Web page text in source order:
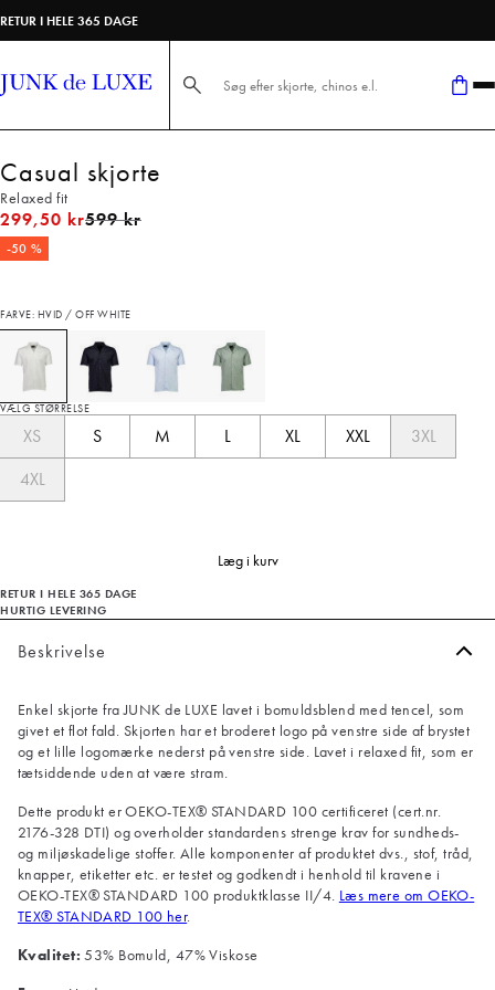
RETUR I HELE 365 DAGE
Søg her...
Casual skjorte
Relaxed fit
299,50 krI alt (uden rabat)
599 kr
-50 %
FARVE: HVID / OFF WHITE
VÆLG STØRRELSE
XS S M L XL XXL
3XL
4XL
Læg i kurv
RETUR I HELE 365 DAGE
HURTIG LEVERING
Beskrivelse
Enkel skjorte fra JUNK de LUXE lavet i bomuldsblend med tencel, som
givet et flot fald. Skjorten har et broderet logo på venstre side af brystet
og et lille logomærke nederst på venstre side. Lavet i relaxed fit, som er
tætsiddende uden at være stram.
Dette produkt er OEKO-TEX® STANDARD 100 certificeret (cert.nr.
2176-328 DTI) og overholder standardens strenge krav for sundheds-
og miljøskadelige stoffer. Alle komponenter af produktet dvs., stof, tråd,
knapper, etiketter etc. er testet og godkendt i henhold til kravene i
OEKO-TEX® STANDARD 100 produktklasse II/4. Læs mere om OEKO-
TEX® STANDARD 100 her.
Kvalitet: 53% Bomuld, 47% Viskose